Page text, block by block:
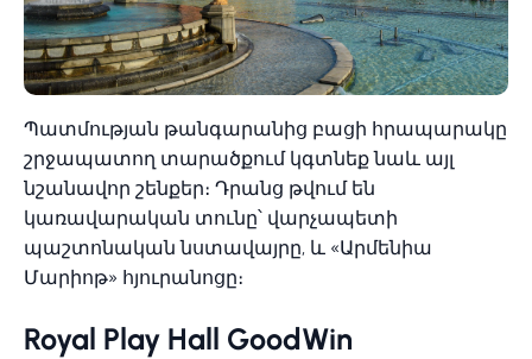
Պատմության թանգարանից բացի հրապարակը
շրջապատող տարածքում կգտնեք նաև այլ
նշանավոր շենքեր։ Դրանց թվում են
կառավարական տունը՝ վարչապետի
պաշտոնական նստավայրը, և «Արմենիա
Մարիոթ» հյուրանոցը։
Royal Play Hall GoodWin